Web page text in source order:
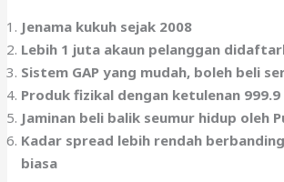
Jenama kukuh sejak 2008
Lebih 1 juta akaun pelanggan
Sistem GAP yang mudah, boleh beli
Produk fizikal dengan ketulenan 999.9
Jaminan beli balik seumur hidup oleh
Kadar spread lebih rendah
biasa